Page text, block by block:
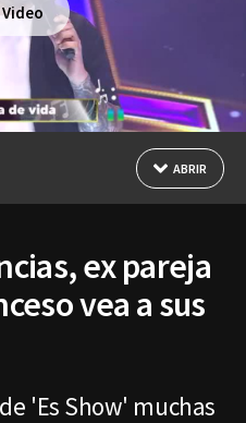
Video
ABRIR
ex pareja
vea a sus
'Es Show' muchas